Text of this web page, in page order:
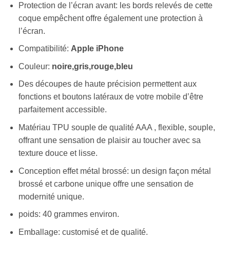
Protection de l’écran avant: les bords relevés de cette
coque empêchent offre également une protection à
l’écran.
Compatibilité: Apple iPhone
Couleur: noire,gris,rouge,bleu
Des découpes de haute précision permettent aux
fonctions et boutons latéraux de votre mobile d’être
parfaitement accessible.
Matériau TPU souple de qualité AAA , flexible, souple,
offrant une sensation de plaisir au toucher avec sa
texture douce et lisse.
Conception effet métal brossé: un design façon métal
brossé et carbone unique offre une sensation de
modernité unique.
poids: 40 grammes environ.
Emballage: customisé et de qualité.